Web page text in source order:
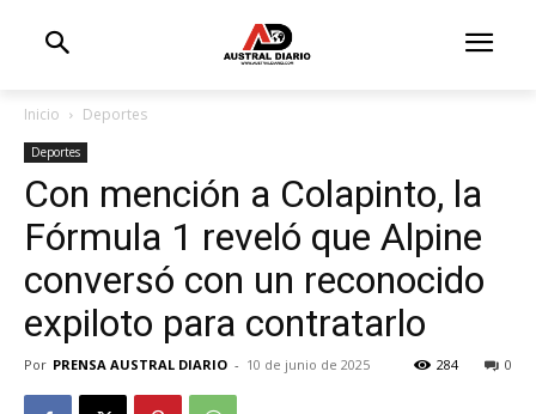
Inicio Deportes
Deportes
Con mención a Colapinto, la
Fórmula 1 reveló que Alpine
conversó con un reconocido
expiloto para contratarlo
Por PRENSA AUSTRAL DIARIO - 10 de junio de 2025 0
284